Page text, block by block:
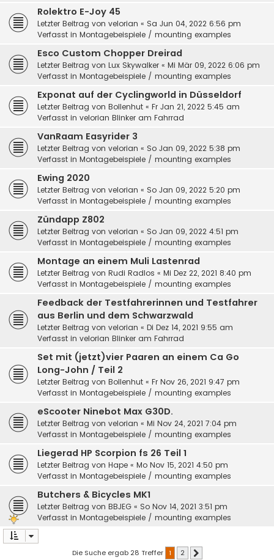
Rolektro E-Joy 45
Letzter Beitrag von velorian « Sa Jun 04, 2022 6:56 pm
Verfasst in Montagebeispiele / mounting examples
Esco Custom Chopper Dreirad
Letzter Beitrag von Lux Skywalker « Mi Mär 09, 2022 6:06 pm
Verfasst in Montagebeispiele / mounting examples
Exponat auf der Cyclingworld in Düsseldorf
Letzter Beitrag von Bollenhut « Fr Jan 21, 2022 5:45 am
Verfasst in velorian Blinker am Fahrrad
VanRaam Easyrider 3
Letzter Beitrag von velorian « So Jan 09, 2022 5:38 pm
Verfasst in Montagebeispiele / mounting examples
Ewing 2020
Letzter Beitrag von velorian « So Jan 09, 2022 5:20 pm
Verfasst in Montagebeispiele / mounting examples
Zündapp Z802
Letzter Beitrag von velorian « So Jan 09, 2022 4:51 pm
Verfasst in Montagebeispiele / mounting examples
Montage an einem Muli Lastenrad
Letzter Beitrag von Rudi Radlos « Mi Dez 22, 2021 8:40 pm
Verfasst in Montagebeispiele / mounting examples
Feedback der Testfahrerinnen und Testfahrer
aus Berlin und dem Schwarzwald
Letzter Beitrag von velorian « Di Dez 14, 2021 9:55 am
Verfasst in velorian Blinker am Fahrrad
Set mit (jetzt)vier Paaren an einem Ca Go
Long-John / Teil 2
Letzter Beitrag von Bollenhut « Fr Nov 26, 2021 9:47 pm
Verfasst in Montagebeispiele / mounting examples
eScooter Ninebot Max G30D.
Letzter Beitrag von velorian « Mi Nov 24, 2021 7:04 pm
Verfasst in Montagebeispiele / mounting examples
Liegerad HP Scorpion fs 26 Teil 1
Letzter Beitrag von Hape « Mo Nov 15, 2021 4:50 pm
Verfasst in Montagebeispiele / mounting examples
Butchers & Bicycles MK1
Letzter Beitrag von BBJEG « So Nov 14, 2021 3:51 pm
Verfasst in Montagebeispiele / mounting examples
Die Suche ergab 28 Treffer 1 2